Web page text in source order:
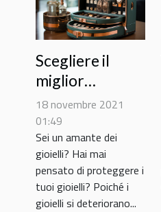
Scegliere il
miglior
portagioie:
come
procedere?
18 novembre 2021
01:49
Sei un amante dei
gioielli? Hai mai
pensato di proteggere i
tuoi gioielli? Poiché i
gioielli si deteriorano...